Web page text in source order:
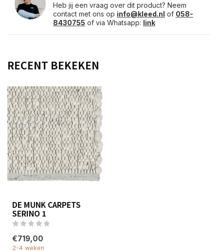
Heb jij een vraag over dit product? Neem
contact met ons op info@kleed.nl of 058-
8430755 of via Whatsapp: link
RECENT BEKEKEN
DE MUNK CARPETS
SERINO 1
€719,00
2-4 weken